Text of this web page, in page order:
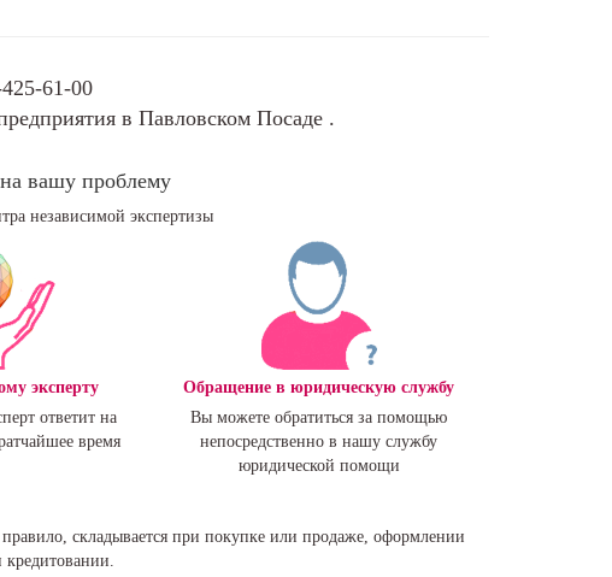
61-00
в Павловском Посаде .
вашу проблему
независимой экспертизы
эксперту
ответит на
время
Обращение в юридическую службу
Вы можете обратиться за помощью
непосредственно в нашу службу
юридической помощи
складывается при покупке или продаже, оформлении
кредитовании.